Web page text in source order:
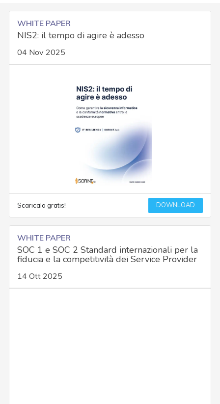
WHITE PAPER
NIS2: il tempo di agire è adesso
04 Nov 2025
Scaricalo gratis! DOWNLOAD
WHITE PAPER
SOC 1 e SOC 2 Standard internazionali per la
fiducia e la competitività dei Service Provider
14 Ott 2025